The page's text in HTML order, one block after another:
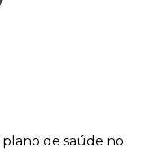
de saúde no